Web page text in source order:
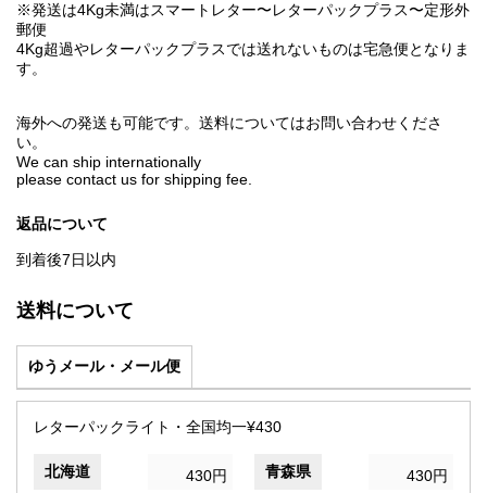
※発送は4Kg未満はスマートレター〜レターパックプラス〜定形外
郵便
4Kg超過やレターパックプラスでは送れないものは宅急便となりま
す。
海外への発送も可能です。送料についてはお問い合わせくださ
い。
We can ship internationally
please contact us for shipping fee.
返品について
到着後7日以内
送料について
ゆうメール・メール便
レターパックライト・全国均一¥430
北海道 430円 青森県 430円